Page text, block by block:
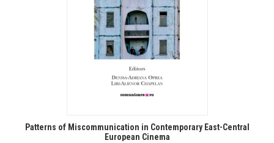
Patterns of Miscommunication in Contemporary East-Central
European Cinema